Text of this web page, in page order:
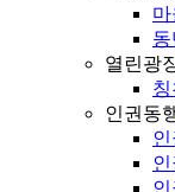
동
열린광
인권동
인
인